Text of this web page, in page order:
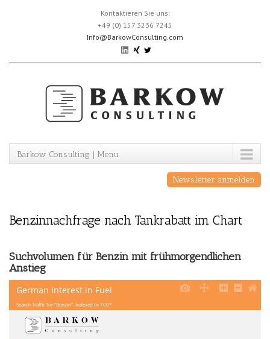
Kontaktieren Sie uns:
+49 (0) 157 3236 7245
Info@BarkowConsulting.com
Barkow Consulting | Menu
Newsletter anmelden
Benzinnachfrage nach Tankrabatt im Chart
Suchvolumen für Benzin mit frühmorgendlichen
Anstieg
German Interest in Fuel
Search Traffic for "Benzin", Indexed to 100*